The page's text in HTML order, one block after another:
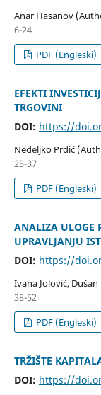
Anar Hasanov
6-24
PDF (Engleski)
EFEKTI
TRGOVINI
DOI: https://
Nedeljko Prdić
25-37
PDF (Engleski)
ANALIZA ULOGE
UPRAVLJANJU
DOI: https://
Ivana Jolović,
38-52
PDF (Engleski)
TRŽIŠTE
DOI: https://